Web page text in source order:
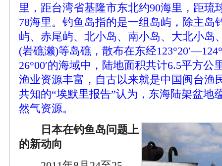
里，距台湾省基隆市东北约90海里，距琉
78海里。钓鱼岛指的是一组岛屿，除主岛
屿、赤尾屿、北小岛、南小岛、大北小岛
(岩礁濑)等岛礁，散布在东经
26°00′的海域中，陆地面积共计6.5平方公
渔业资源丰富，自古以来就是中国闽台渔
共知的“埃默里报告”认为，东海陆架盆地
然气资源。
日本在钓鱼岛问题上
的新动向